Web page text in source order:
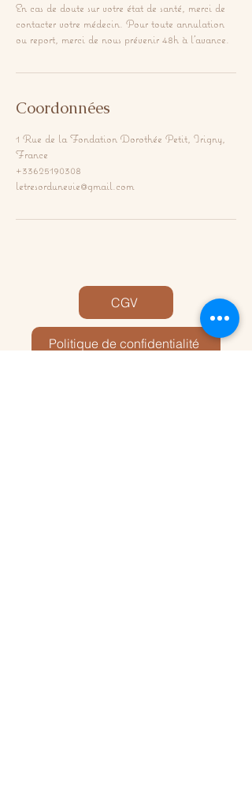
En cas de doute sur votre état de santé, merci de
contacter votre médecin. Pour toute annulation
ou report, merci de nous prévenir 48h à l'avance.
Coordonnées
1 Rue de la Fondation Dorothée Petit, Irigny,
France
+33625190308
letresordunevie@gmail.com
CGV
Politique de confidentialité